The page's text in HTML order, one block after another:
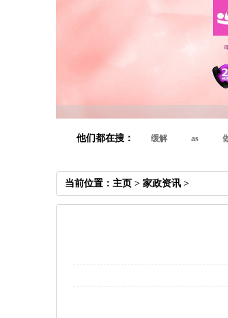
他们都在搜： 缓解 as
当前位置： 主页 > 家政资讯 >